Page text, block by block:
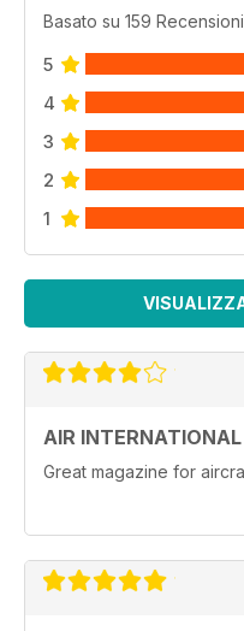
Basato su 159
5
4
3
2
1
AIR INTERNATIONAL
Great magazine for